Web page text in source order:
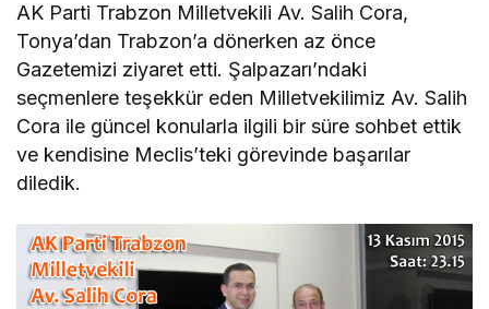
AK Parti Trabzon Milletvekili Av. Salih Cora,
Tonya’dan Trabzon’a dönerken az önce
Gazetemizi ziyaret etti. Şalpazarı’ndaki
seçmenlere teşekkür eden Milletvekilimiz Av. Salih
Cora ile güncel konularla ilgili bir süre sohbet ettik
ve kendisine Meclis’teki görevinde başarılar
diledik.